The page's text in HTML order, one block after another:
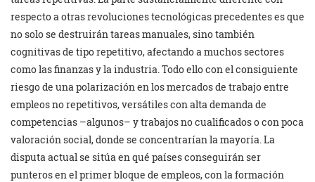
respecto a otras revoluciones tecnológicas precedentes es que
no solo se destruirán tareas manuales, sino también
cognitivas de tipo repetitivo, afectando a muchos sectores
como las finanzas y la industria. Todo ello con el consiguiente
riesgo de una polarización en los mercados de trabajo entre
empleos no repetitivos, versátiles con alta demanda de
competencias –algunos– y trabajos no cualificados o con poca
valoración social, donde se concentrarían la mayoría. La
disputa actual se sitúa en qué países conseguirán ser
punteros en el primer bloque de empleos, con la formación